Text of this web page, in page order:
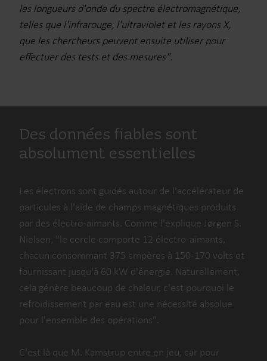
les longueurs d'onde du spectre électromagnétique,
telles que l'infrarouge, l'ultraviolet et les rayons X,
que les chercheurs peuvent ensuite utiliser pour
effectuer des tests et des mesures".
Des données fiables sont
absolument essentielles
Les électrons sont guidés autour de l'accélérateur de
particules à l'aide de champs magnétiques produits
par des électro-aimants. Comme l'explique Jørgen S.
Nielsen, "le cercle comporte 12 électro-aimants,
chacun consommant 375 ampères à 150-170 volts et
fournissant jusqu'à 60 kW d'énergie. Naturellement,
cela génère beaucoup de chaleur, c'est pourquoi le
refroidissement par eau est une nécessité absolue
pour l'ensemble des opérations".
C'est là que M. Kamstrup entre en jeu, car pour